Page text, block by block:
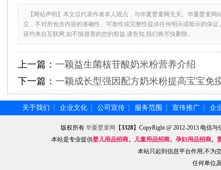
【网站声明】本文仅代表作者本人观点，与华夏婴童网无关。华夏婴童网
立，不对所包含内容的准确性、可靠性或完整性提供任何明示或暗示的保
容均来自互联网,如不慎侵害的您的权益,请告知,我们将尽快删除。
上一篇： 一颖益生菌核苷酸奶米粉营养介绍
下一篇： 一颖成长型强因配方奶米粉提高宝宝免
关于我们 ┆ 企业文化 ┆ 公司宣传 ┆ 服务范围 ┆ 宣传推广 ┆ 企
版权所有华夏婴童网 【3328】CopyRight @ 2012-2013 电信
本站是专业提供婴儿用品招商、 儿童用品招商、 孕妇用品招商、
本站只起到信息平台作用,不为
任何单位